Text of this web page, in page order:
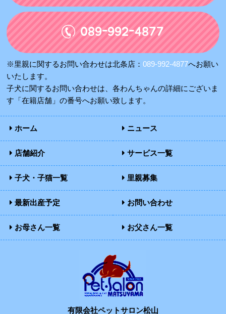
089-992-4877
※里親に関するお問い合わせは北条店：089-992-4877へお願い
いたします。
子犬に関するお問い合わせは、各わんちゃんの詳細にございま
す「在籍店舗」の番号へお願い致します。
ホーム ニュース
店舗紹介 サービス一覧
子犬・子猫一覧 里親募集
最新出産予定 お問い合わせ
お母さん一覧 お父さん一覧
有限会社ペットサロン松山